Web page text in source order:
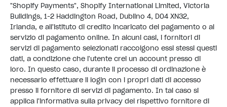
"Shopify Payments", Shopify International Limited, Victoria
Buildings, 1-2 Haddington Road, Dublino 4, D04 XN32,
Irlanda, e all'istituto di credito incaricato del pagamento o al
servizio di pagamento online. In alcuni casi, i fornitori di
servizi di pagamento selezionati raccolgono essi stessi questi
dati, a condizione che l'utente crei un account presso di
loro. In questo caso, durante il processo di ordinazione è
necessario effettuare il login con i propri dati di accesso
presso il fornitore di servizi di pagamento. In tal caso si
applica l'informativa sulla privacy del rispettivo fornitore di